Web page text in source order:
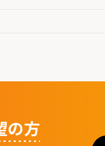
の⽅